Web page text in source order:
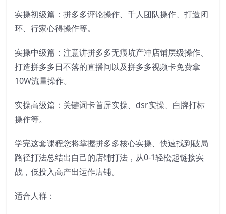
实操初级篇：拼多多评论操作、千人团队操作、打造闭
环、行家心得操作等。
实操中级篇：注意讲拼多多无痕坑产冲店铺层级操作、
打造拼多多日不落的直播间以及拼多多视频卡免费拿
10W流量操作。
实操高级篇：关键词卡首屏实操、dsr实操、白牌打标
操作等。
学完这套课程您将掌握拼多多核心实操、快速找到破局
路径打法总结出自己的店铺打法，从0-1轻松起链接实
战，低投入高产出运作店铺。
适合人群：